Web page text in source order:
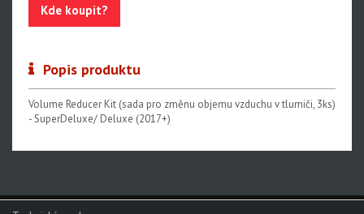
Deluxe, Super Deluxe
Vivid - NEW!!!
Reverb AXS - NEW!!!
Reverb AXS XPLR
Reverb
Oleje, maziva, kapaliny
Kde koupit?
Popis produktu
Volume Reducer Kit (sada pro změnu objemu vzduchu v tlumiči, 3ks)
- SuperDeluxe/ Deluxe (2017+)